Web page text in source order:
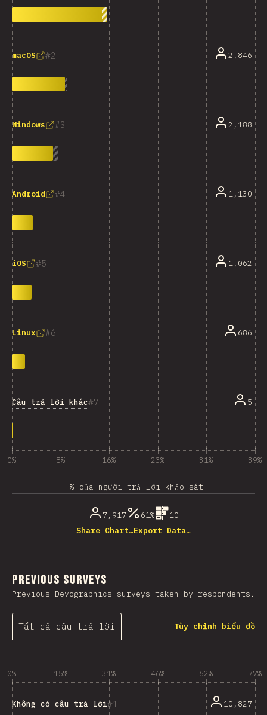
2
macOS 2,846
3
Windows 2,188
4
Android 1,130
5
iOS 1,062
6
Linux 686
7
Câu trả lời khác 5
0% 8% 16% 23% 31% 39%
% của người trả lời khảo sát
7,917 61%
10
Share Chart…Export Data…
Previous Surveys
Previous Devographics surveys taken by respondents.
Tất cả câu trả lời Tùy chỉnh biểu đồ
0% 15% 31% 46% 62% 77%
1
Không có câu trả lời 10,827